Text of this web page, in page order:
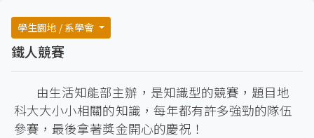
學生園地 / 系學會
鐵人競賽
由生活知能部主辦，是知識型的競賽，題目地
科大大小小相關的知識，每年都有許多強勁的隊伍
參賽，最後拿著獎金開心的慶祝！